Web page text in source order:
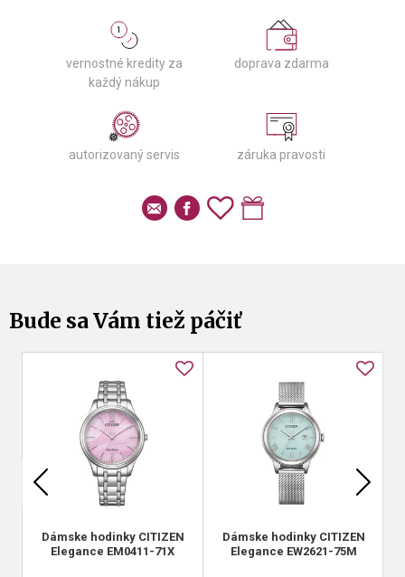
vernostné kredity za
každý nákup
doprava zdarma
autorizovaný servis záruka pravosti
Bude sa Vám tiež páčiť
Dámske hodinky CITIZEN
Elegance EM0411-71X
Dámske hodinky CITIZEN
Elegance EW2621-75M